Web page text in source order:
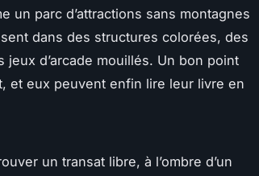
un parc d’attractions sans montagnes
dans des structures colorées, des
jeux d’arcade mouillés. Un bon point
et eux peuvent enfin lire leur livre en
un transat libre, à l’ombre d’un